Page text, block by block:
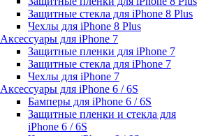
Защитные стекла для iPhone 8 Plus
Чехлы для iPhone 8 Plus
Аксессуары для iPhone 7
Защитные пленки для iPhone 7
Защитные стекла для iPhone 7
Чехлы для iPhone 7
Аксессуары для iPhone 6 / 6S
Бамперы для iPhone 6 / 6S
Защитные пленки и стекла для
iPhone 6 / 6S